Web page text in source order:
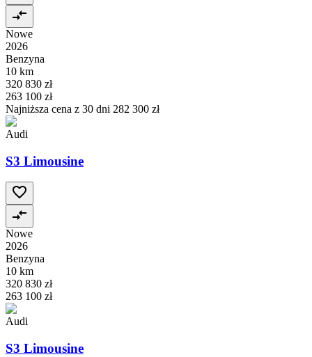
Nowe
2026
Benzyna
10 km
320 830 zł
263 100 zł
Najniższa cena z 30 dni 282 300 zł
Audi
S3 Limousine
Nowe
2026
Benzyna
10 km
320 830 zł
263 100 zł
Audi
S3 Limousine